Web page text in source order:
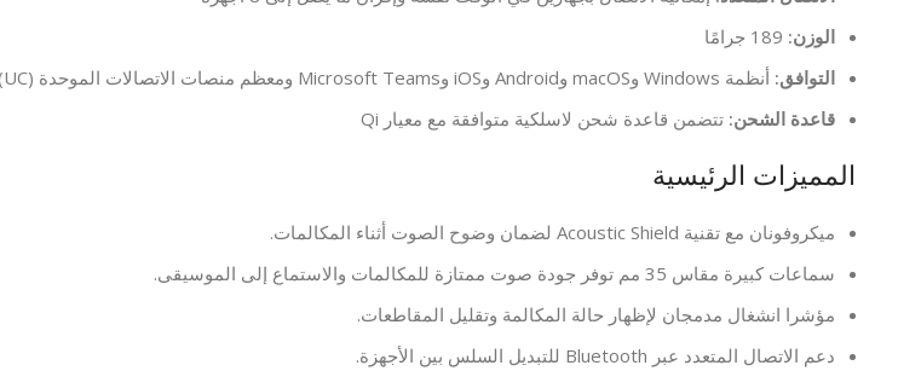
الوزن:
التوافق: أنظمة Windows وmacOS وAndroid وiOS وMicrosoft Teams ومعظم منصات الاتصالات الموحدة (UC)
قاعدة الشحن: تتضمن قاعدة شحن لاسلكية متوافقة مع معيار Qi
المميزات الرئيسية
ميكروفونان مع تقنية Acoustic Shield لضمان وضوح الصوت أثناء المكالمات.
سماعات كبيرة مقاس 35 مم توفر جودة صوت ممتازة للمكالمات والاستماع إلى الموسيقى.
مؤشرا انشغال مدمجان لإظهار حالة المكالمة وتقليل المقاطعات.
دعم الاتصال المتعدد عبر Bluetooth للتبديل السلس بين الأجهزة.